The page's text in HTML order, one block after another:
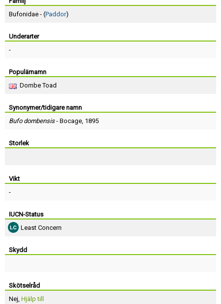
Bufonidae - (Paddor)
Underarter
-
Populärnamn
Dombe Toad
Synonymer/tidigare namn
Bufo dombensis- Bocage, 1895
Storlek
Vikt
-
IUCN-Status
Least Concern
Skydd
Skötselråd
Nej, Hjälp till